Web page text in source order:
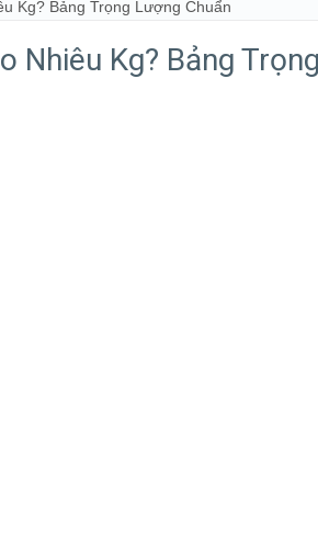
Kg? Bảng Trọng Lượng Chuẩn
Nhiêu Kg? Bảng